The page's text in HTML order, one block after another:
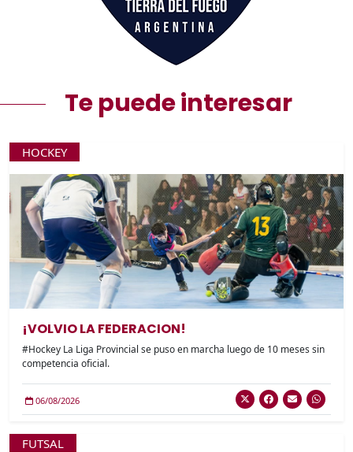
Te puede interesar
HOCKEY
¡VOLVIO LA FEDERACION!
#Hockey La Liga Provincial se puso en marcha luego de 10 meses sin
competencia oficial.
06/08/2026
FUTSAL